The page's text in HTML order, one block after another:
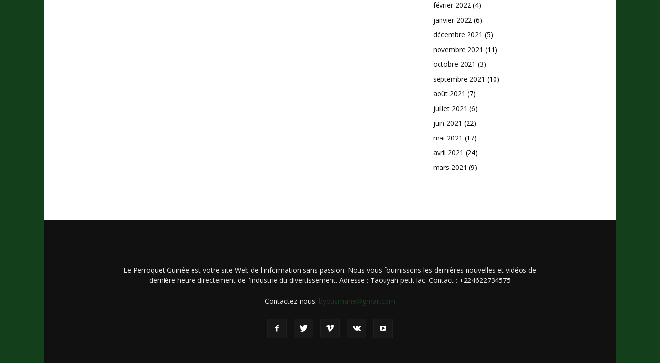
février 2022 (4)
janvier 2022 (6)
décembre 2021 (5)
novembre 2021 (11)
octobre 2021 (3)
septembre 2021 (10)
août 2021 (7)
juillet 2021 (6)
juin 2021 (22)
mai 2021 (17)
avril 2021 (24)
mars 2021 (9)
Le Perroquet Guinée est votre site Web de l'information sans passion. Nous vous fournissons les dernières nouvelles et vidéos de
dernière heure directement de l'industrie du divertissement. Adresse : Taouyah petit lac. Contact : +224622734575
Contactez-nous: byousmane@gmail.com